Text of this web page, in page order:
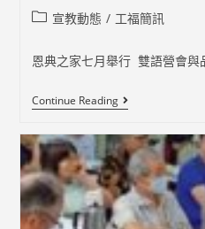
Post宣教動態 / 工福簡訊
恩典之家七月舉行 雙語營會
Continue Reading2026-
07
教
動
態